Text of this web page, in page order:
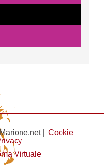
| Cookie
Virtuale